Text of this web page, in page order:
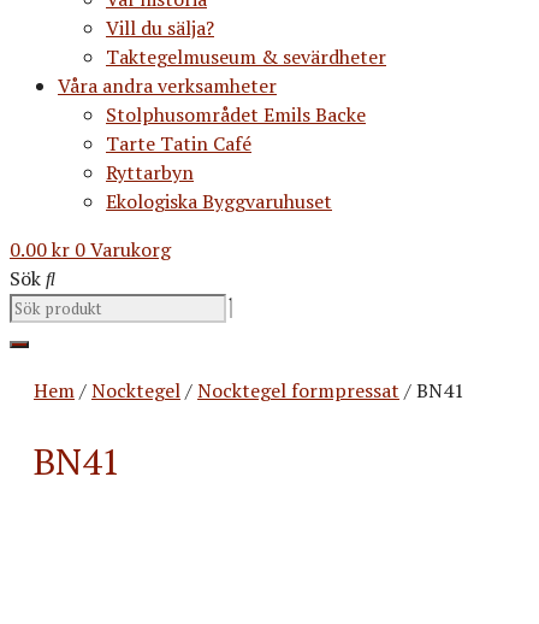
Vill du sälja?
Taktegelmuseum & sevärdheter
Våra andra verksamheter
Stolphusområdet Emils Backe
Tarte Tatin Café
Ryttarbyn
Ekologiska Byggvaruhuset
0.00kr 0Varukorg
Sök
Hem/Nocktegel/Nocktegel formpressat / BN41
BN41